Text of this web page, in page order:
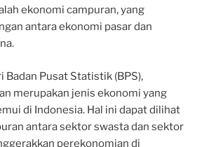
ekonomi campuran, yang
antara ekonomi pasar dan
Badan Pusat Statistik (BPS),
merupakan jenis ekonomi yang
di Indonesia. Hal ini dapat dilihat
antara sektor swasta dan sektor
perekonomian di